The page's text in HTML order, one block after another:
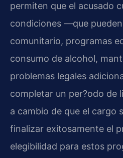
permiten que el acusado
condiciones —que
comunitario, programas
consumo de alcohol,
problemas legales
completar un per?odo
a cambio de que el cargo
finalizar exitosamente el
elegibilidad para estos